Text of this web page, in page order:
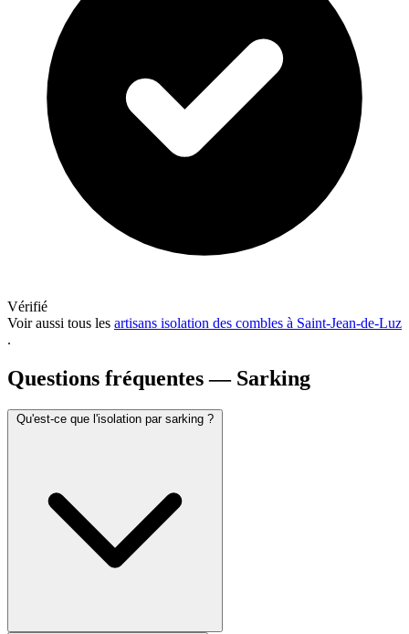
Vérifié
Voir aussi tous les artisans isolation des combles à Saint-Jean-de-Luz
.
Questions fréquentes — Sarking
Qu'est-ce que l'isolation par sarking ?